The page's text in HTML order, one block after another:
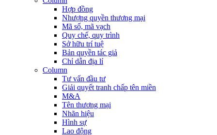
Hợp đồng
Nhượng quyền thương mại
Mã số, mã vạch
Quy chế, quy trình
Sở hữu trí tuệ
Bản quyền tác giả
Chỉ dẫn địa lí
Column
Tư vấn đầu tư
Giải quyết tranh chấp tên miền
M&A
Tên thương mại
Nhãn hiệu
Hình sự
Lao động